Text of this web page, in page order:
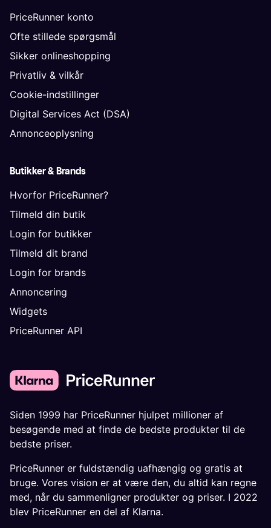
PriceRunner konto
Ofte stillede spørgsmål
Sikker onlineshopping
Privatliv & vilkår
Cookie-indstillinger
Digital Services Act (DSA)
Annonceoplysning
Butikker & Brands
Hvorfor PriceRunner?
Tilmeld din butik
Login for butikker
Tilmeld dit brand
Login for brands
Annoncering
Widgets
PriceRunner API
Siden 1999 har PriceRunner hjulpet millioner af
besøgende med at finde de bedste produkter til de
bedste priser.
PriceRunner er fuldstændig uafhængig og gratis at
bruge. Vores vision er at være den, du altid kan regne
med, når du sammenligner produkter og priser. I 2022
blev PriceRunner en del af Klarna.